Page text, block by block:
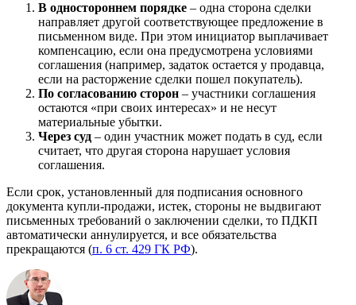
В одностороннем порядке – одна сторона сделки
направляет другой соответствующее предложение в
письменном виде. При этом инициатор выплачивает
компенсацию, если она предусмотрена условиями
соглашения (например, задаток остается у продавца,
если на расторжение сделки пошел покупатель).
По согласованию сторон – участники соглашения
остаются «при своих интересах» и не несут
материальные убытки.
Через суд – один участник может подать в суд, если
считает, что другая сторона нарушает условия
соглашения.
Если срок, установленный для подписания основного
документа купли-продажи, истек, стороны не выдвигают
письменных требований о заключении сделки, то ПДКП
автоматически аннулируется, и все обязательства
прекращаются (п. 6 ст. 429 ГК РФ).